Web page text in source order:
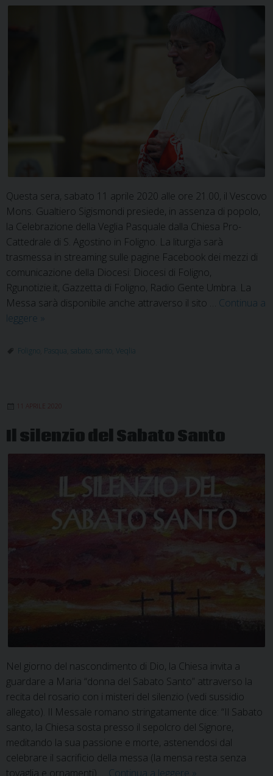
Questa sera, sabato 11 aprile 2020 alle ore 21.00, il Vescovo
Mons. Gualtiero Sigismondi presiede, in assenza di popolo,
la Celebrazione della Veglia Pasquale dalla Chiesa Pro-
Cattedrale di S. Agostino in Foligno. La liturgia sarà
trasmessa in streaming sulle pagine Facebook dei mezzi di
comunicazione della Diocesi: Diocesi di Foligno,
Rgunotizie.it, Gazzetta di Foligno, Radio Gente Umbra. La
Messa sarà disponibile anche attraverso il sito … Continua a
leggere Diretta
Pasquale
Cattedrale
S.
Agostino
»
Foligno Pasqua sabato santo Veqlia
11 APRILE 2020
Il silenzio del Sabato Santo
Nel giorno del nascondimento di Dio, la Chiesa invita a
guardare a Maria “donna del Sabato Santo” attraverso la
recita del rosario con i misteri del silenzio (vedi sussidio
allegato). Il Messale romano stringatamente dice: “Il Sabato
santo, la Chiesa sosta presso il sepolcro del Signore,
meditando la sua passione e morte, astenendosi dal
celebrare il sacrificio della messa (la mensa resta senza
tovaglia e ornamenti) … Continua a leggere Il»